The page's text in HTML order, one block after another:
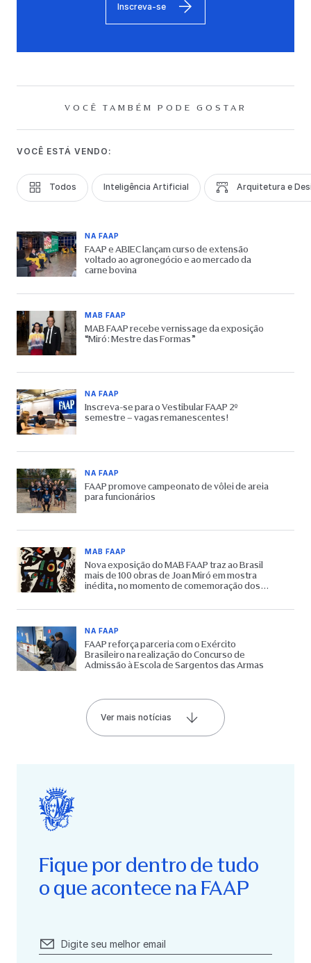
Inscreva-se
VOCÊ TAMBÉM PODE GOSTAR
VOCÊ ESTÁ VENDO:
Todos Inteligência Artificial Arquitetura e
NA FAAP
FAAP e ABIEC lançam curso de extensão
voltado ao agronegócio e ao mercado da
carne bovina
MAB FAAP
MAB FAAP recebe vernissage da exposição
“Miró: Mestre das Formas”
NA FAAP
Inscreva-se para o Vestibular FAAP 2º
semestre – vagas remanescentes!
NA FAAP
FAAP promove campeonato de vôlei de areia
para funcionários
MAB FAAP
Nova exposição do MAB FAAP traz ao Brasil
mais de 100 obras de Joan Miró em mostra
inédita, no momento de comemoração dos
NA FAAP
FAAP reforça parceria com o Exército
Brasileiro na realização do Concurso de
Admissão à Escola de Sargentos das Armas
Ver mais notícias
Fique por dentro de tudo
o que acontece na FAAP